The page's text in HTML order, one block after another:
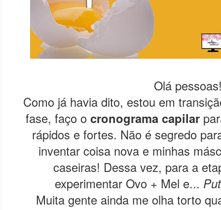
Olá
Como já havia dito, estou em
fase, faço o cronograma capilar
rápidos e fortes. Não é segredo
inventar coisa nova e minhas
caseiras! Dessa vez, para a
experimentar Ovo + Mel e...
Muita gente ainda me olha torto